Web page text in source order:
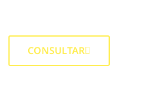
CONSULTAR